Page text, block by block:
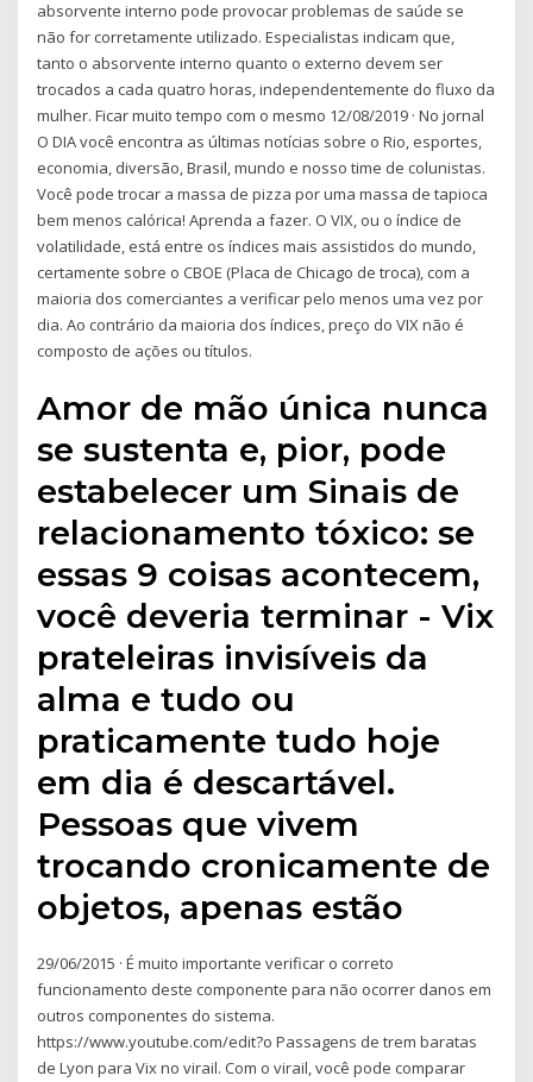
absorvente interno pode provocar problemas de saúde se
não for corretamente utilizado. Especialistas indicam que,
tanto o absorvente interno quanto o externo devem ser
trocados a cada quatro horas, independentemente do fluxo da
mulher. Ficar muito tempo com o mesmo 12/08/2019 · No jornal
O DIA você encontra as últimas notícias sobre o Rio, esportes,
economia, diversão, Brasil, mundo e nosso time de colunistas.
Você pode trocar a massa de pizza por uma massa de tapioca
bem menos calórica! Aprenda a fazer. O VIX, ou o índice de
volatilidade, está entre os índices mais assistidos do mundo,
certamente sobre o CBOE (Placa de Chicago de troca), com a
maioria dos comerciantes a verificar pelo menos uma vez por
dia. Ao contrário da maioria dos índices, preço do VIX não é
composto de ações ou títulos.
Amor de mão única nunca
se sustenta e, pior, pode
estabelecer um Sinais de
relacionamento tóxico: se
essas 9 coisas acontecem,
você deveria terminar - Vix
prateleiras invisíveis da
alma e tudo ou
praticamente tudo hoje
em dia é descartável.
Pessoas que vivem
trocando cronicamente de
objetos, apenas estão
29/06/2015 · É muito importante verificar o correto
funcionamento deste componente para não ocorrer danos em
outros componentes do sistema.
https://www.youtube.com/edit?o Passagens de trem baratas
de Lyon para Vix no virail. Com o virail, você pode comparar